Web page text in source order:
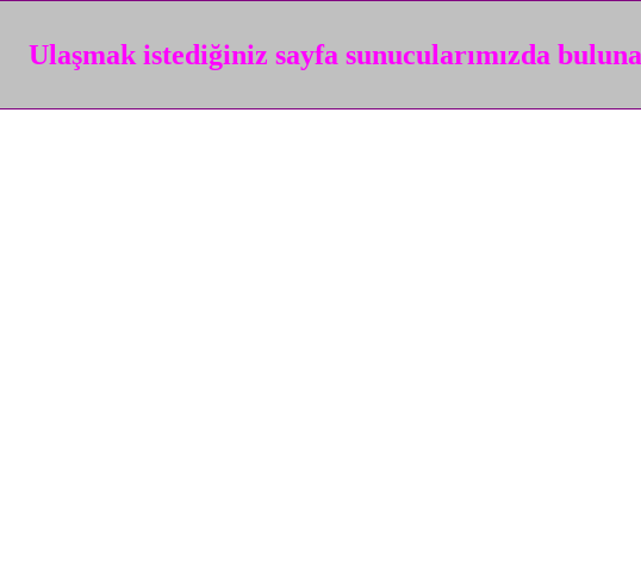
Ulaşmak istediğiniz sayfa sunucularımızda